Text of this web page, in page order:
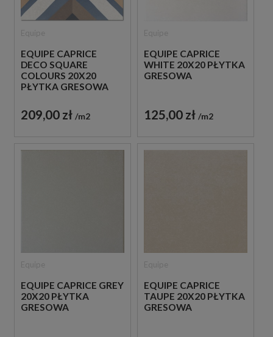
EQUIPE CAPRICE
DECO SQUARE
COLOURS 20X20
PŁYTKA GRESOWA
209,00 zł m2
EQUIPE CAPRICE
WHITE 20X20 PŁYTKA
GRESOWA
125,00 zł m2
EQUIPE CAPRICE GREY
20X20 PŁYTKA
GRESOWA
EQUIPE CAPRICE
TAUPE 20X20 PŁYTKA
GRESOWA